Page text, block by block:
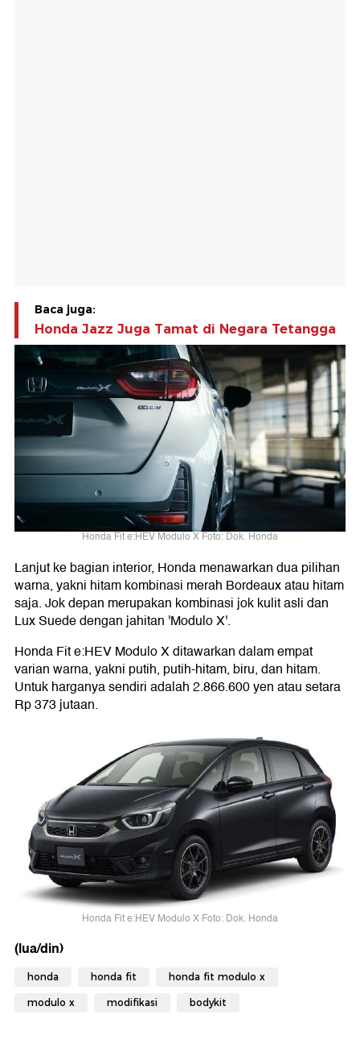
Baca juga:
Honda Jazz Juga Tamat di Negara Tetangga
Honda Fit e:HEV Modulo X Foto: Dok. Honda
Lanjut ke bagian interior, Honda menawarkan dua pilihan
warna, yakni hitam kombinasi merah Bordeaux atau hitam
saja. Jok depan merupakan kombinasi jok kulit asli dan
Lux Suede dengan jahitan 'Modulo X'.
Honda Fit e:HEV Modulo X ditawarkan dalam empat
varian warna, yakni putih, putih-hitam, biru, dan hitam.
Untuk harganya sendiri adalah 2.866.600 yen atau setara
Rp 373 jutaan.
Honda Fit e:HEV Modulo X Foto: Dok. Honda
(lua/din)
honda honda fit honda fit modulo x
modulo x modifikasi bodykit